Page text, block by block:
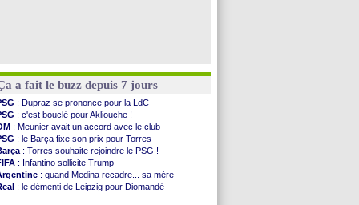
a fait le buzz depuis 7 jours
: Dupraz se prononce pour la LdC
: c'est bouclé pour Akliouche !
: Meunier avait un accord avec le club
: le Barça fixe son prix pour Torres
: Torres souhaite rejoindre le PSG !
: Infantino sollicite Trump
: quand Medina recadre... sa mère
: le démenti de Leipzig pour Diomandé